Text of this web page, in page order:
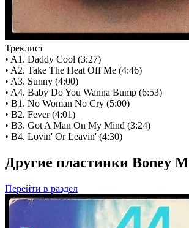
Треклист
• A1. Daddy Cool (3:27)
• A2. Take The Heat Off Me (4:46)
• A3. Sunny (4:00)
• A4. Baby Do You Wanna Bump (6:53)
• B1. No Woman No Cry (5:00)
• B2. Fever (4:01)
• B3. Got A Man On My Mind (3:24)
• B4. Lovin' Or Leavin' (4:30)
Другие пластинки Boney M
Перейти в раздел